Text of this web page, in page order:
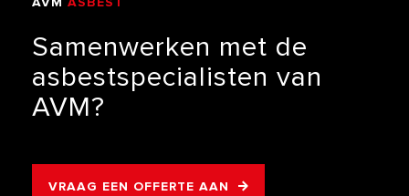
Samenwerken met de
asbestspecialisten van
AVM?
VRAAG EEN OFFERTE AAN